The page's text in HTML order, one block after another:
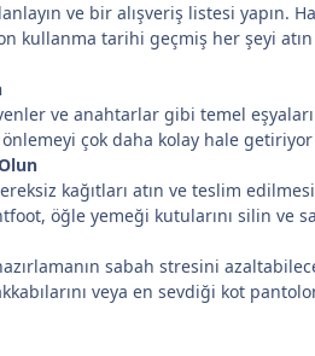
ve bir alışveriş listesi yapın.
tarihi geçmiş her şeyi atın
ve anahtarlar gibi temel
çok daha kolay hale
kağıtları atın ve teslim
öğle yemeği kutularını silin
sabah stresini
veya en sevdiği kot